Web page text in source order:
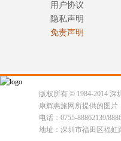
用户协议
隐私声明
免责声明
版权所有 © 1984-2014
康辉惠旅网所提供的图
电话：0755-88862139/
地址：深圳市福田区福虹